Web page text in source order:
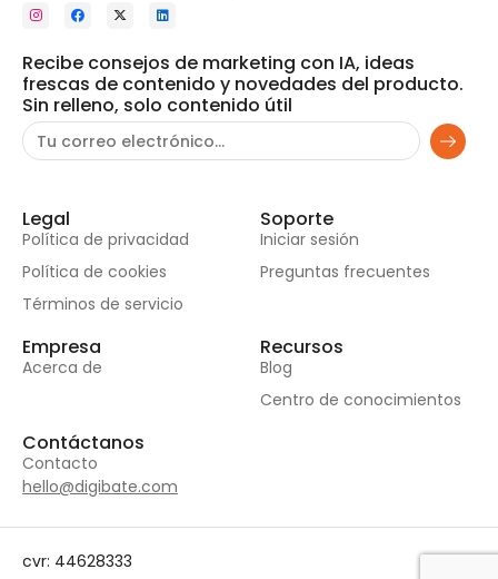
Recibe consejos de marketing con IA, ideas
frescas de contenido y novedades del producto.
Sin relleno, solo contenido útil
Legal
Política de privacidad
Política de cookies
Términos de servicio
Soporte
Iniciar sesión
Preguntas frecuentes
Empresa
Acerca de
Recursos
Blog
Centro de conocimientos
Contáctanos
Contacto
hello@digibate.com
cvr: 44628333